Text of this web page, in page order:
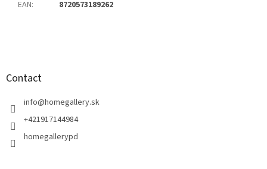
EAN: 8720573189262
Contact
info@homegallery.sk
+421917144984
homegallerypd